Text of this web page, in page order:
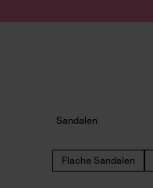
Sandalen
Flache Sandalen